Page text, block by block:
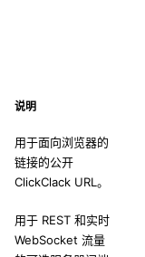
说明
用于面向浏览器的
链接的公开
ClickClack URL。
用于 REST 和实时
WebSocket 流量